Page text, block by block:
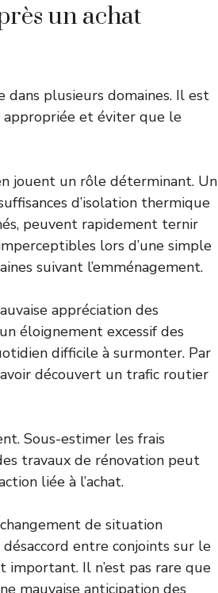
un achat
plusieurs domaines. Il est
appropriée et éviter que le
jouent un rôle déterminant. Un
d’isolation thermique
peuvent rapidement ternir
lors d’une simple
suivant l’emménagement.
appréciation des
éloignement excessif des
difficile à surmonter. Par
découvert un trafic routier
Sous-estimer les frais
travaux de rénovation peut
liée à l’achat.
de situation
entre conjoints sur le
Il n’est pas rare que
mauvaise anticipation des